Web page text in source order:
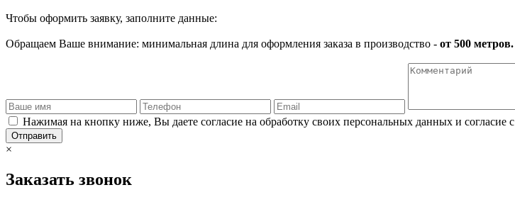
Чтобы оформить заявку, заполните данные:
Обращаем Ваше внимание: минимальная длина для оформления заказа в производство - от 500 метров.
Нажимая на кнопку ниже, Вы даете согласие на обработку своих персональных данных и согласие с
Отправить
×
Заказать звонок